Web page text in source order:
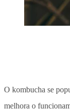
O kombucha se
melhora o